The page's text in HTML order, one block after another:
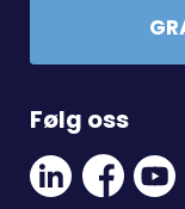
Følg oss
Linkedin
Social
Link
Facebook
Social
Link
Youtube
Link